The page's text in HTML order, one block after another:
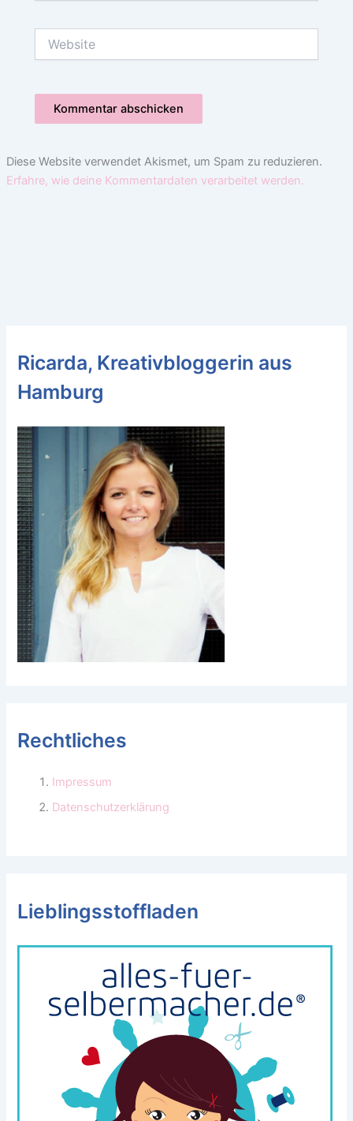
Diese Website verwendet Akismet, um Spam zu reduzieren.
Erfahre, wie deine Kommentardaten verarbeitet werden.
Ricarda, Kreativbloggerin aus
Hamburg
Rechtliches
Impressum
Datenschutzerklärung
Lieblingsstoffladen